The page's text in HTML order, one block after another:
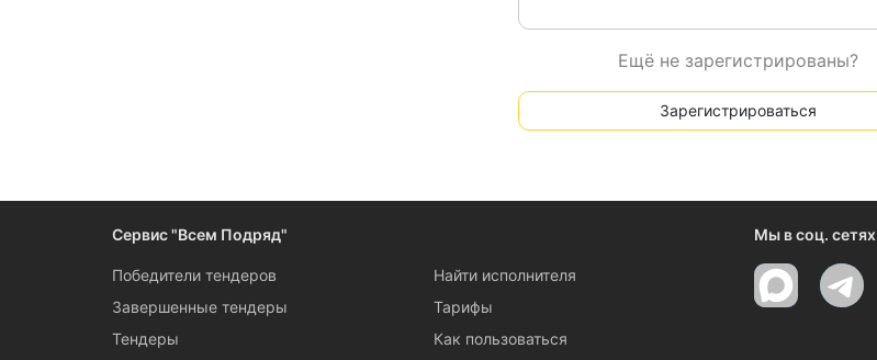
Ещё не зарегистрированы?
Зарегистрироваться
Сервис "Всем Подряд"
Победители тендеров
Завершенные тендеры
Тендеры
Найти исполнителя
Тарифы
Как пользоваться
Мы в соц. сетях